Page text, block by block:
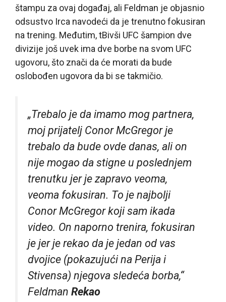
štampu za ovaj događaj, ali Feldman je objasnio
odsustvo Irca navodeći da je trenutno fokusiran
na trening. Međutim, tBivši UFC šampion dve
divizije još uvek ima dve borbe na svom UFC
ugovoru, što znači da će morati da bude
oslobođen ugovora da bi se takmičio.
„Trebalo je da imamo mog partnera,
moj prijatelj Conor McGregor je
trebalo da bude ovde danas, ali on
nije mogao da stigne u poslednjem
trenutku jer je zapravo veoma,
veoma fokusiran. To je najbolji
Conor McGregor koji sam ikada
video. On naporno trenira, fokusiran
je jer je rekao da je jedan od vas
dvojice (pokazujući na Perija i
Stivensa) njegova sledeća borba,“
Feldman Rekao